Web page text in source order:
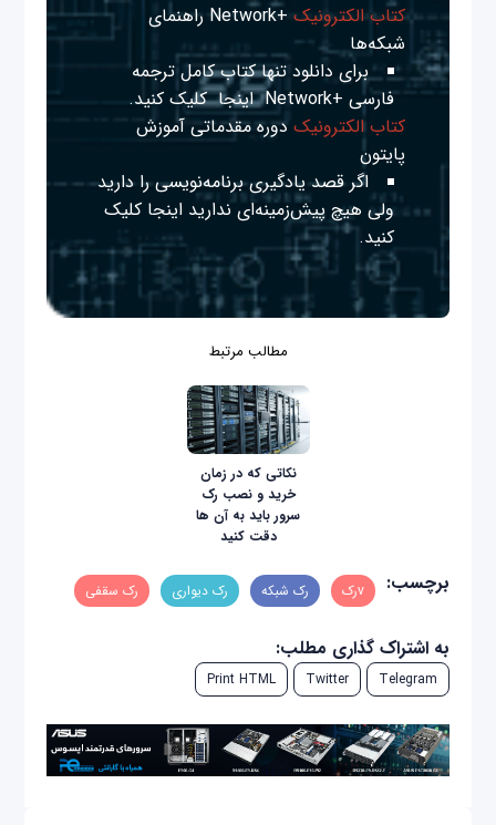
کتاب الکترونیک
+Network راهنمای
شبکه‌ها
برای دانلود تنها کتاب کامل ترجمه
فارسی +Network
اینجا کلیک کنید.
کتاب الکترونیک دوره مقدماتی آموزش
پایتون
اگر قصد یادگیری برنامه‌نویسی را دارید
ولی هیچ پیش‌زمینه‌ای نداریداینجا کلیک
کنید.
مطالب مرتبط
نکاتی که در زمان
خرید و نصب رک
سرور باید به آن ها
دقت کنید
برچسب: vرک رک شبکه رک دیواری رک سقفی
به اشتراک گذاری مطلب:
Telegram
Twitter
Print HTML